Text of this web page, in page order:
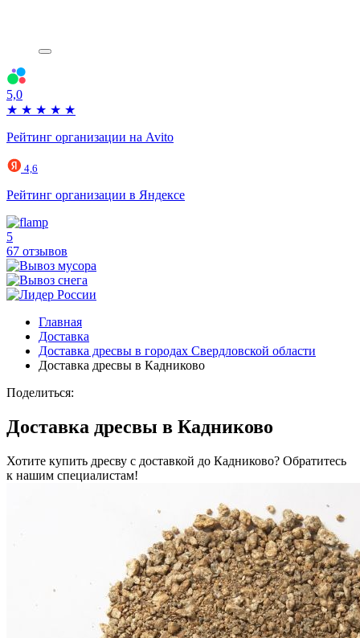
5,0
★ ★ ★ ★ ★
Рейтинг организации на Avito
4,6
Рейтинг организации в Яндексе
5
67 отзывов
Главная
Доставка
Доставка дресвы в городах Свердловской области
Доставка дресвы в Кадниково
Поделиться:
Доставка дресвы в Кадниково
Хотите купить дресву с доставкой до Кадниково? Обратитесь
к нашим специалистам!